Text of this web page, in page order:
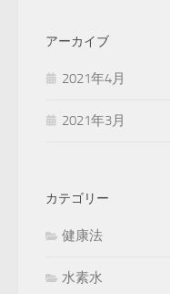
アーカイブ
2021年4月
2021年3月
カテゴリー
健康法
水素水